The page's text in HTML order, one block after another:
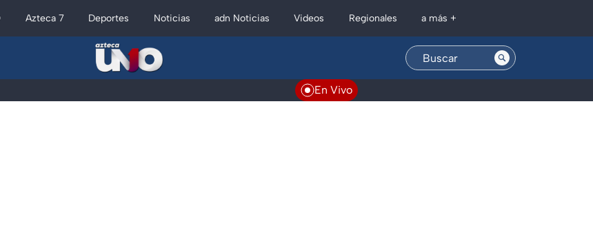
Azteca 7 Deportes Noticias adn Noticias Videos Regionales a más +
En Vivo